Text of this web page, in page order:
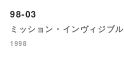
98-03
ミッション・インヴィジブル
1998